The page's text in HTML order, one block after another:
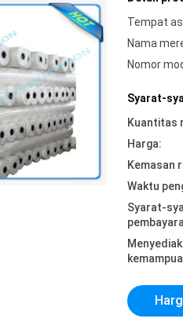
Tempat
Nama
Nomor
Syarat-
Kuantitas
Harga:
Kemasan
Waktu
Syarat-